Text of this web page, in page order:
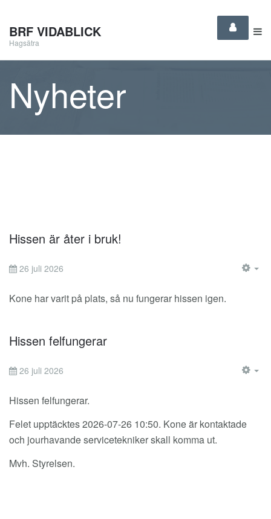
BRF VIDABLICK
Hagsätra
Nyheter
Hissen är åter i bruk!
26 juli 2026
Kone har varit på plats, så nu fungerar hissen igen.
Hissen felfungerar
26 juli 2026
Hissen felfungerar.
Felet upptäcktes 2026-07-26 10:50. Kone är kontaktade
och jourhavande servicetekniker skall komma ut.
Mvh. Styrelsen.